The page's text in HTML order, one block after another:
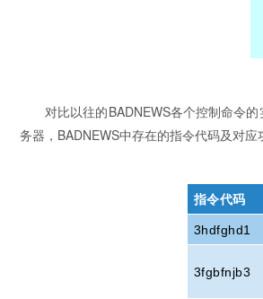
对比以往的BADNEWS各个控制命令
务器，BADNEWS中存在的指令代码及对应
指令代码
3hdfghd1
3fgbfnjb3